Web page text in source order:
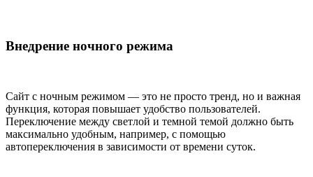
Внедрение ночного режима
Сайт с ночным режимом — это не просто тренд, но и важная
функция, которая повышает удобство пользователей.
Переключение между светлой и темной темой должно быть
максимально удобным, например, с помощью
автопереключения в зависимости от времени суток.